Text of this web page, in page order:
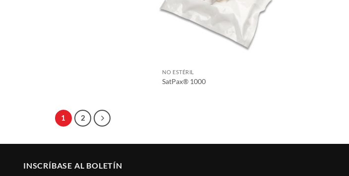
NO ESTÉRIL
SatPax® 1000
1 2
INSCRÍBASE AL BOLETÍN